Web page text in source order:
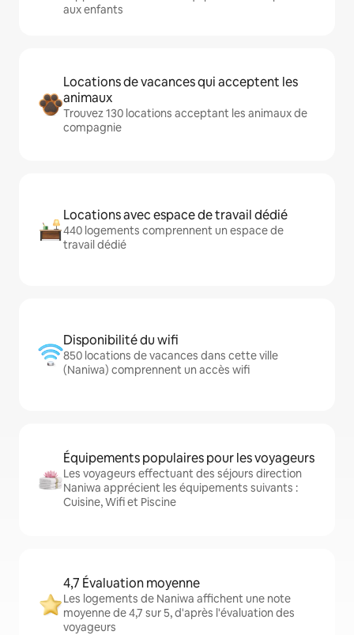
aux enfants
Locations de vacances qui acceptent les
animaux
Trouvez 130 locations acceptant les animaux de
compagnie
Locations avec espace de travail dédié
440 logements comprennent un espace de
travail dédié
Disponibilité du wifi
850 locations de vacances dans cette ville
(Naniwa) comprennent un accès wifi
Équipements populaires pour les voyageurs
Les voyageurs effectuant des séjours direction
Naniwa apprécient les équipements suivants :
Cuisine, Wifi et Piscine
4,7 Évaluation moyenne
Les logements de Naniwa affichent une note
moyenne de 4,7 sur 5, d'après l'évaluation des
voyageurs